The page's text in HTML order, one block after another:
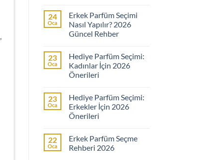
Kadın
Parfüm
Seçimi
Nasıl
Güncel
Rehber
24
Oca
Erkek Parfüm Seçimi
Nasıl Yapılır? 2026
Güncel Rehber
Erkek
Parfüm
Seçimi
Nasıl
Güncel
Rehber
23
Oca
Hediye Parfüm Seçimi:
Kadınlar İçin 2026
Önerileri
Hediye
Parfüm
Seçimi:
Kadınlar
Önerileri
23
Oca
Hediye Parfüm Seçimi:
Erkekler İçin 2026
Önerileri
Hediye
Parfüm
Seçimi:
22
Oca
Erkek Parfüm Seçme
Rehberi 2026